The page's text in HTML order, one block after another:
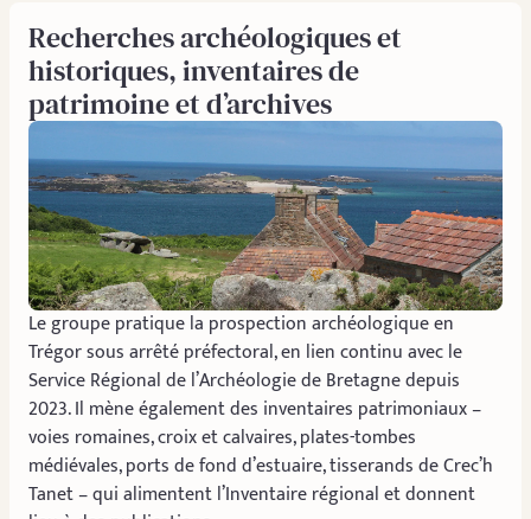
Recherches archéologiques et
historiques, inventaires de
patrimoine et d’archives
Le groupe pratique la prospection archéologique en
Trégor sous arrêté préfectoral, en lien continu avec le
Service Régional de l’Archéologie de Bretagne depuis
2023. Il mène également des inventaires patrimoniaux –
voies romaines, croix et calvaires, plates-tombes
médiévales, ports de fond d’estuaire, tisserands de Crec’h
Tanet – qui alimentent l’Inventaire régional et donnent